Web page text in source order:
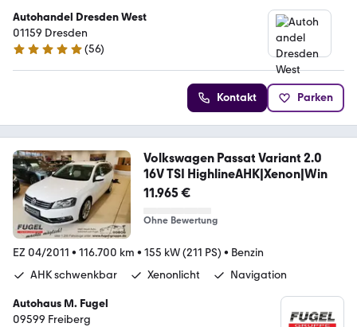
Autohandel Dresden West
01159 Dresden
4.8 Sterne
(56)
Kontakt Parken
Volkswagen Passat Variant 2.0
16V TSI HighlineAHK|Xenon|Win
11.965 €
Ohne Bewertung
EZ 04/2011 • 116.700 km • 155 kW (211 PS) • Benzin
AHK schwenkbar
Xenonlicht Navigation
Autohaus M. Fugel
09599 Freiberg